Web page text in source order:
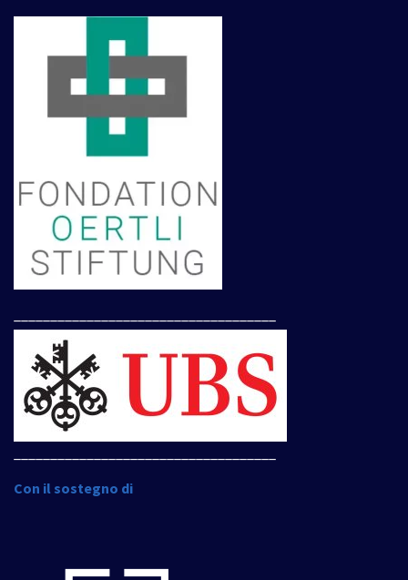
Con il sostegno di